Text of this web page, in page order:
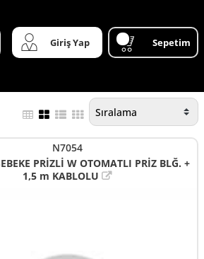
Giriş Yap Sepetim
N7054
PRİZLİ W OTOMATLI PRİZ BLĞ. +
1,5 m KABLOLU